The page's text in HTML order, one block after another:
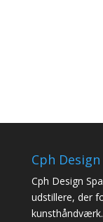
Cph Design
Cph Design
udstillere, der